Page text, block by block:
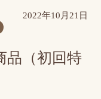
2022年10月21日
品（初回特